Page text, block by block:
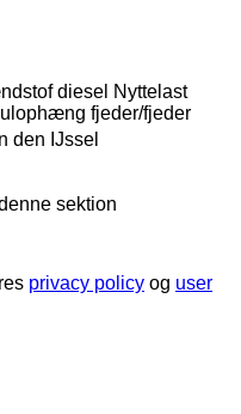
diesel Nyttelast
fjeder/fjeder
den IJssel
sektion
privacy policy og user